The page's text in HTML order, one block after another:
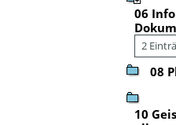
06
2
08
10